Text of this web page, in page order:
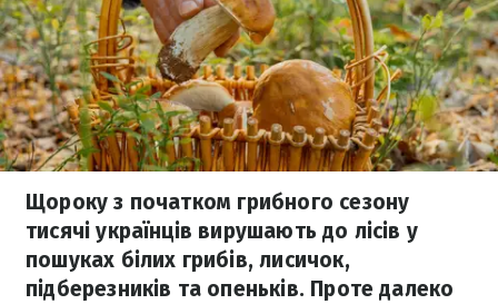
Щороку з початком грибного сезону
тисячі українців вирушають до лісів у
пошуках білих грибів, лисичок,
підберезників та опеньків. Проте далеко